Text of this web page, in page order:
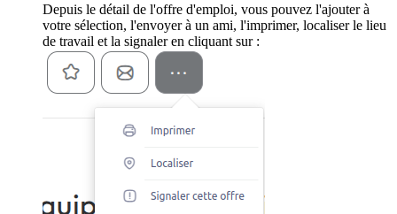
Depuis le détail de l'offre d'emploi, vous pouvez l'ajouter à
votre sélection, l'envoyer à un ami, l'imprimer, localiser le lieu
de travail et la signaler en cliquant sur :